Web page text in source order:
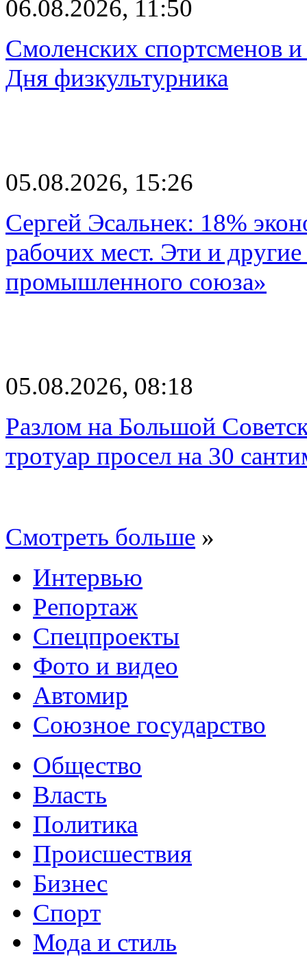
06.08.2026, 11:50
Смоленских спортсменов
Дня физкультурника
05.08.2026, 15:26
Сергей Эсальнек: 18%
рабочих мест. Эти и
промышленного союза»
05.08.2026, 08:18
Разлом на Большой
тротуар просел на 30
Смотреть больше »
Интервью
Репортаж
Спецпроекты
Фото и видео
Автомир
Союзное государство
Общество
Власть
Политика
Происшествия
Бизнес
Спорт
Мода и стиль